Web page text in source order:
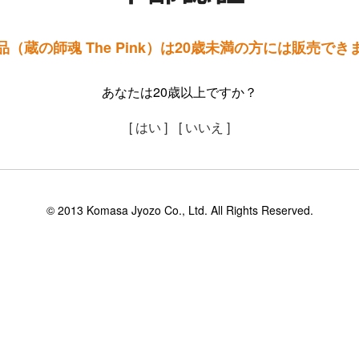
（蔵の師魂 The Pink）は20歳未満の方には販売でき
あなたは20歳以上ですか？
[ はい ]
[ いいえ ]
© 2013 Komasa Jyozo Co., Ltd. All Rights Reserved.